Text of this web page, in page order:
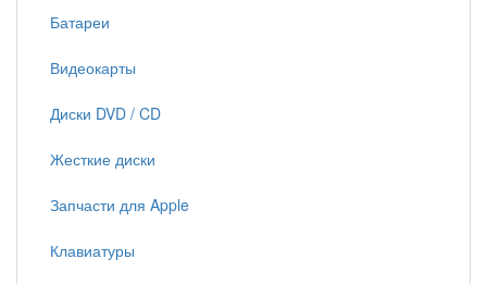
Батареи
Видеокарты
Диски DVD / CD
Жесткие диски
Запчасти для Apple
Клавиатуры